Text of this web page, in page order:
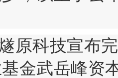
原科技宣布
金武岳峰资